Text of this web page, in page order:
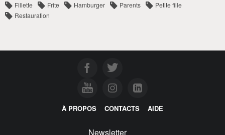
Fillette
Frite Hamburger Parents
Petite fille
Restauration
À PROPOS CONTACTS AIDE
Newsletter